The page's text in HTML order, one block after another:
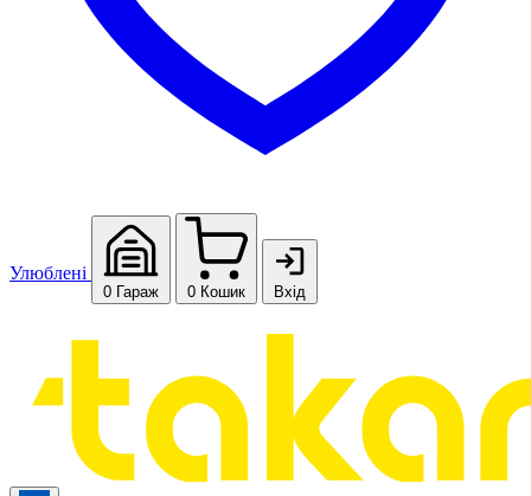
Улюблені
0 Гараж 0 Кошик Вхід